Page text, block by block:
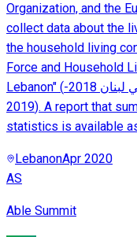
Organization, and the
collect data about the
the household living
Force and Household
Lebanon" (مسح القوى العاملة والأحوال المعيشية في لبنان 2018-
2019). A report that summarizes the key findings and
statistics is available
LebanonApr 2020
AS
Able Summit